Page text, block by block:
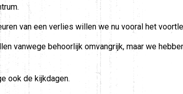
van een verlies willen we nu vooral het
vanwege behoorlijk omvangrijk, maar we
ook de kijkdagen.